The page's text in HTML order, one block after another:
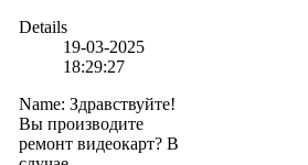
Details
19-03-2025
18:29:27
Name: Здравствуйте!
Вы производите
ремонт видеокарт? В